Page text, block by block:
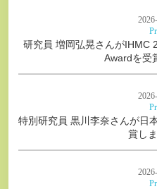
研究員 増岡弘晃さんがIHMC
Awardを受
特別研究員 黒川李奈さんが日
賞し